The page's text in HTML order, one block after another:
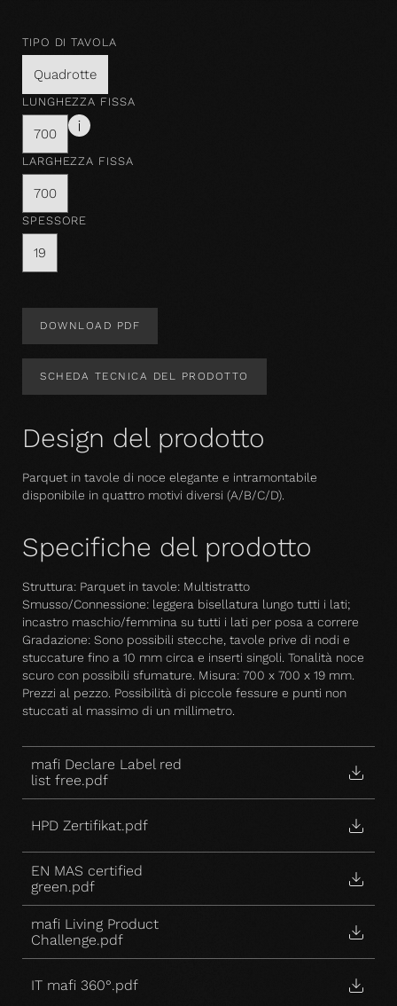
TIPO DI TAVOLA
Quadrotte
LUNGHEZZA FISSA
700
LARGHEZZA FISSA
700
SPESSORE
19
DOWNLOAD PDF
SCHEDA TECNICA DEL PRODOTTO
Design del prodotto
Parquet in tavole di noce elegante e intramontabile
disponibile in quattro motivi diversi (A/B/C/D).
Specifiche del prodotto
Struttura: Parquet in tavole: Multistratto
Smusso/Connessione: leggera bisellatura lungo tutti i lati;
incastro maschio/femmina su tutti i lati per posa a correre
Gradazione: Sono possibili stecche, tavole prive di nodi e
stuccature fino a 10 mm circa e inserti singoli. Tonalità noce
scuro con possibili sfumature. Misura: 700 x 700 x 19 mm.
Prezzi al pezzo. Possibilità di piccole fessure e punti non
stuccati al massimo di un millimetro.
mafi Declare Label red
list free.pdf
HPD Zertifikat.pdf
EN MAS certified
green.pdf
mafi Living Product
Challenge.pdf
IT mafi 360°.pdf